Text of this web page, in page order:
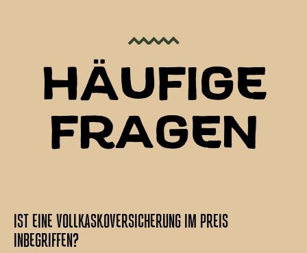
HÄUFIGE
FRAGEN
IST EINE VOLLKASKOVERSICHERUNG IM PREIS
INBEGRIFFEN?